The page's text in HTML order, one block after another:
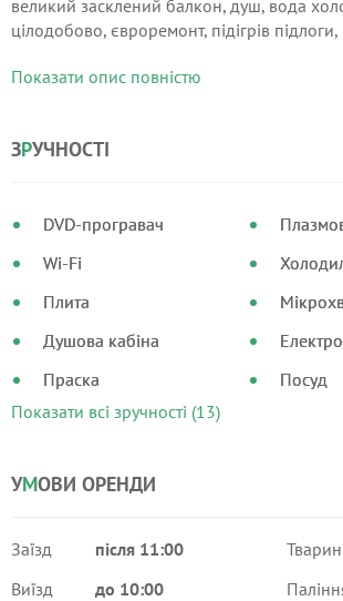
великий засклений балкон, душ, вода
цілодобово, євроремонт, підігрів
будинку, плазмовий телевізор.
Показати опис повністю
ЗРУЧНОСТІ
DVD-програвач
Wi-Fi
Плита
Душова кабіна
Праска
Посуд
Показати всі зручності (13)
УМОВИ ОРЕНДИ
Заїзд
після 11:00
Виїзд
до 10:00